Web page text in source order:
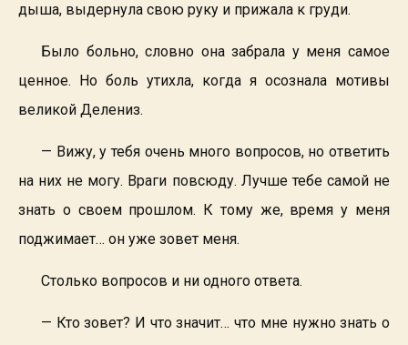
дыша, выдернула свою руку и прижала к груди.
Было больно, словно она забрала у меня самое
ценное. Но боль утихла, когда я осознала мотивы
великой Делениз.
— Вижу, у тебя очень много вопросов, но ответить
на них не могу. Враги повсюду. Лучше тебе самой не
знать о своем прошлом. К тому же, время у меня
поджимает… он уже зовет меня.
Столько вопросов и ни одного ответа.
— Кто зовет? И что значит… что мне нужно знать о